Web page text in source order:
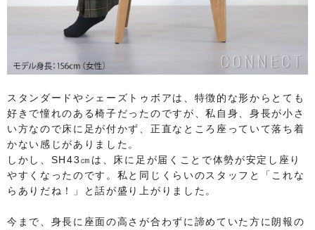
スタンダードやシェーズトゥボアは、特徴的な形からとても
好きで憧れのある椅子だったのですが、私自身、身長が小さ
い方なので床に足が付かず、正直なところ座っていて落ち着
かない感じがありました。
しかし、SH43㎝は、床に足が届くことで体勢が安定し座り
やすくなったのです。私と同じくらいのスタッフと「これな
らありだね！」と話が盛り上がりました。
今まで、身長に座面の高さが合わずに諦めていた方に朗報の